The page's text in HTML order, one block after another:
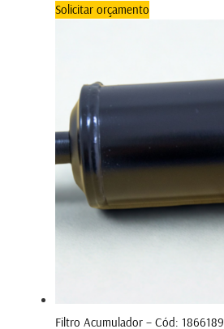
Solicitar orçamento
Filtro Acumulador – Cód: 1866189